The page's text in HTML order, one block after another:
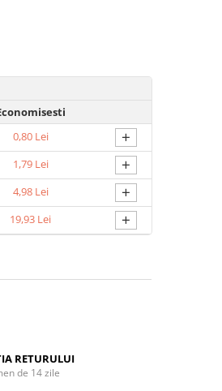
0,80 Lei +
1,79 Lei +
4,98 Lei +
19,93 Lei +
RETURULUI
de 14 zile